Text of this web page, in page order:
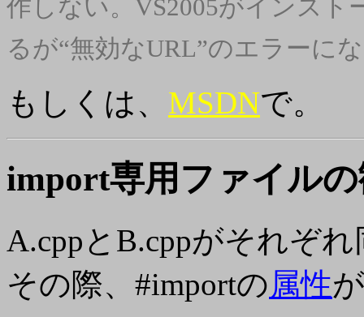
作しない。VS2005がインス
るが“無効なURL”のエラーに
もしくは、 MSDNで。
import専用ファイル
A.cppとB.cppがそれぞ
その際、#importの属性